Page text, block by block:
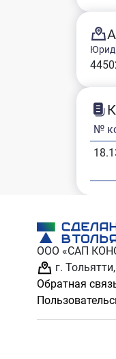
№
ООО «САП
г.
Обратная